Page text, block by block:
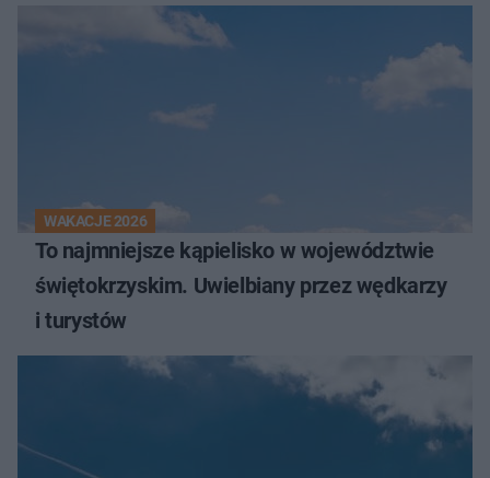
WAKACJE 2026
To najmniejsze kąpielisko w województwie
świętokrzyskim. Uwielbiany przez wędkarzy
i turystów